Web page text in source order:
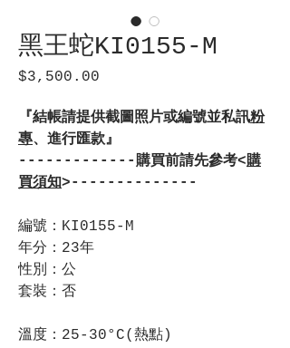
黑王蛇KI0155-M
$3,500.00
『結帳請提供截圖照片或編號並私訊粉
專、進行匯款』
-------------購買前請先參考<購
買須知>--------------
編號：KI0155-M
年分：23年
性別：公
套裝：否
溫度：25-30°C(熱點)